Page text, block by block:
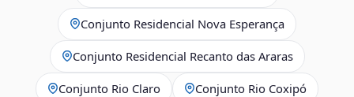
Conjunto Residencial Nova Esperança
Conjunto Residencial Recanto das Araras
Conjunto Rio Claro Conjunto Rio Coxipó